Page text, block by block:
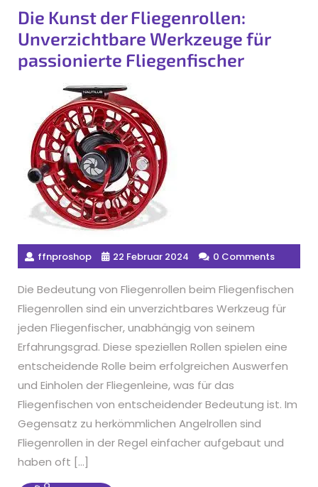
Die Kunst der Fliegenrollen:
Unverzichtbare Werkzeuge für
passionierte Fliegenfischer
ffnproshop 22 Februar 2024 0 Comments
Die Bedeutung von Fliegenrollen beim Fliegenfischen
Fliegenrollen sind ein unverzichtbares Werkzeug für
jeden Fliegenfischer, unabhängig von seinem
Erfahrungsgrad. Diese speziellen Rollen spielen eine
entscheidende Rolle beim erfolgreichen Auswerfen
und Einholen der Fliegenleine, was für das
Fliegenfischen von entscheidender Bedeutung ist. Im
Gegensatz zu herkömmlichen Angelrollen sind
Fliegenrollen in der Regel einfacher aufgebaut und
haben oft […]